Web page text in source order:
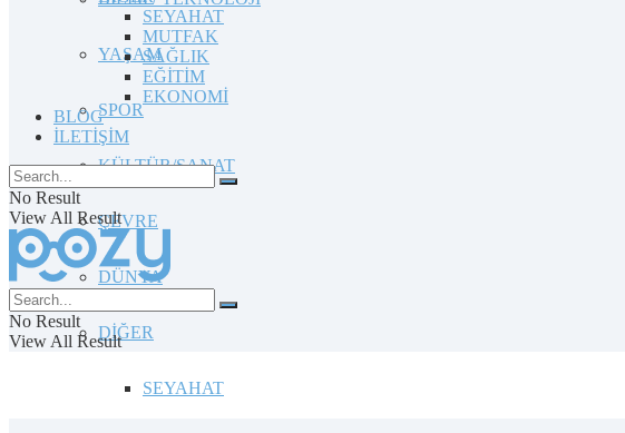
YAŞAM
SPOR
KÜLTÜR/SANAT
ÇEVRE
DÜNYA
DİĞER
SEYAHAT
SEYAHAT
MUTFAK
SAĞLIK
EĞİTİM
EKONOMİ
BLOG
İLETİŞİM
No Result
View All Result
No Result
View All Result